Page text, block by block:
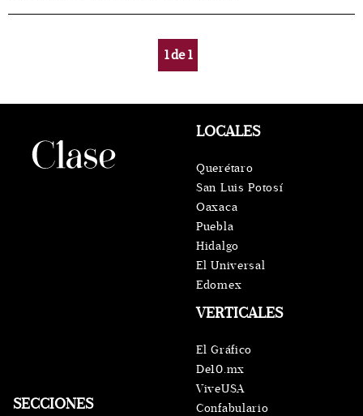
1de1
SECCIONES
VERTICALES
El Gráfico
De10.mx
ViveUSA
Confabulario
LOCALES
Querétaro
San Luis Potosí
Oaxaca
Puebla
Hidalgo
El Universal
Edomex